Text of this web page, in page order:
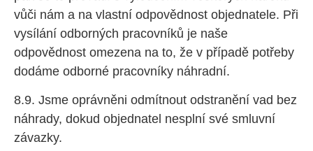
vůči nám a na vlastní odpovědnost objednatele. Při
vysílání odborných pracovníků je naše
odpovědnost omezena na to, že v případě potřeby
dodáme odborné pracovníky náhradní.
8.9. Jsme oprávněni odmítnout odstranění vad bez
náhrady, dokud objednatel nesplní své smluvní
závazky.